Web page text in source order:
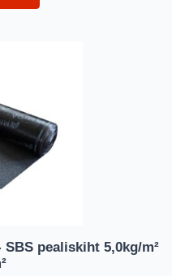
SBS pealiskiht 5,0kg/m²